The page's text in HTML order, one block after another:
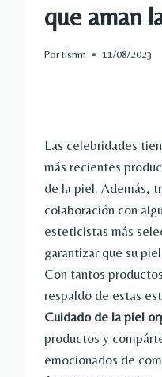
que aman
Portisnm 11/08/2023
Las celebridades
más recientes
de la piel. Además,
colaboración con
esteticistas más
garantizar que su
Con tantos
respaldo de estas
Cuidado de la piel
productos y
emocionados de